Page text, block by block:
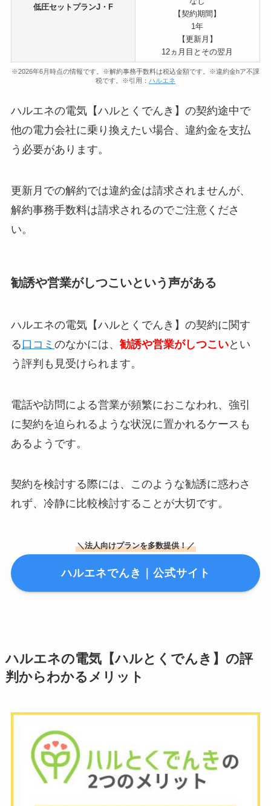
低圧セットプランJ・F
【契約期間】
1年
【更新月】
12ヵ月目とその翌月
※2026年6月時点の情報です。※解約事務手数料は税込金額です。※違約金hア不課
税です。※引用： ハルエネ
ハルエネの電気【ハルとくでんき】の契約途中で
他の電力会社に乗り換えたい場合、違約金を支払
う必要があります。
更新月での解約では違約金は請求されませんが、
解約事務手数料は請求されるのでご注意くださ
い。
勧誘や営業がしつこいという声がある
ハルエネの電気【ハルとくでんき】の契約に関す
る 口コミ のなかには、 勧誘や営業がしつこいとい
う評判も見受けられます。
電話や訪問による営業が頻繁におこなわれ、強引
に契約を迫られるような状況に置かれるケースも
あるようです。
契約を検討する際には、このような勧誘に惑わさ
れず、冷静に比較検討することが大切です。
＼法人向けプランを多数提供！／
ハルエネでんき｜公式サイト
ハルエネの電気【ハルとくでんき】の評
判からわかるメリット